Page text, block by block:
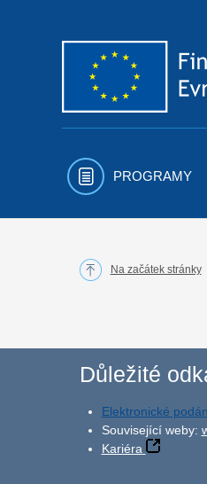
PROGRAMY
Na začátek stránky
Důležité
Elektronické
Související weby:
Kariéra